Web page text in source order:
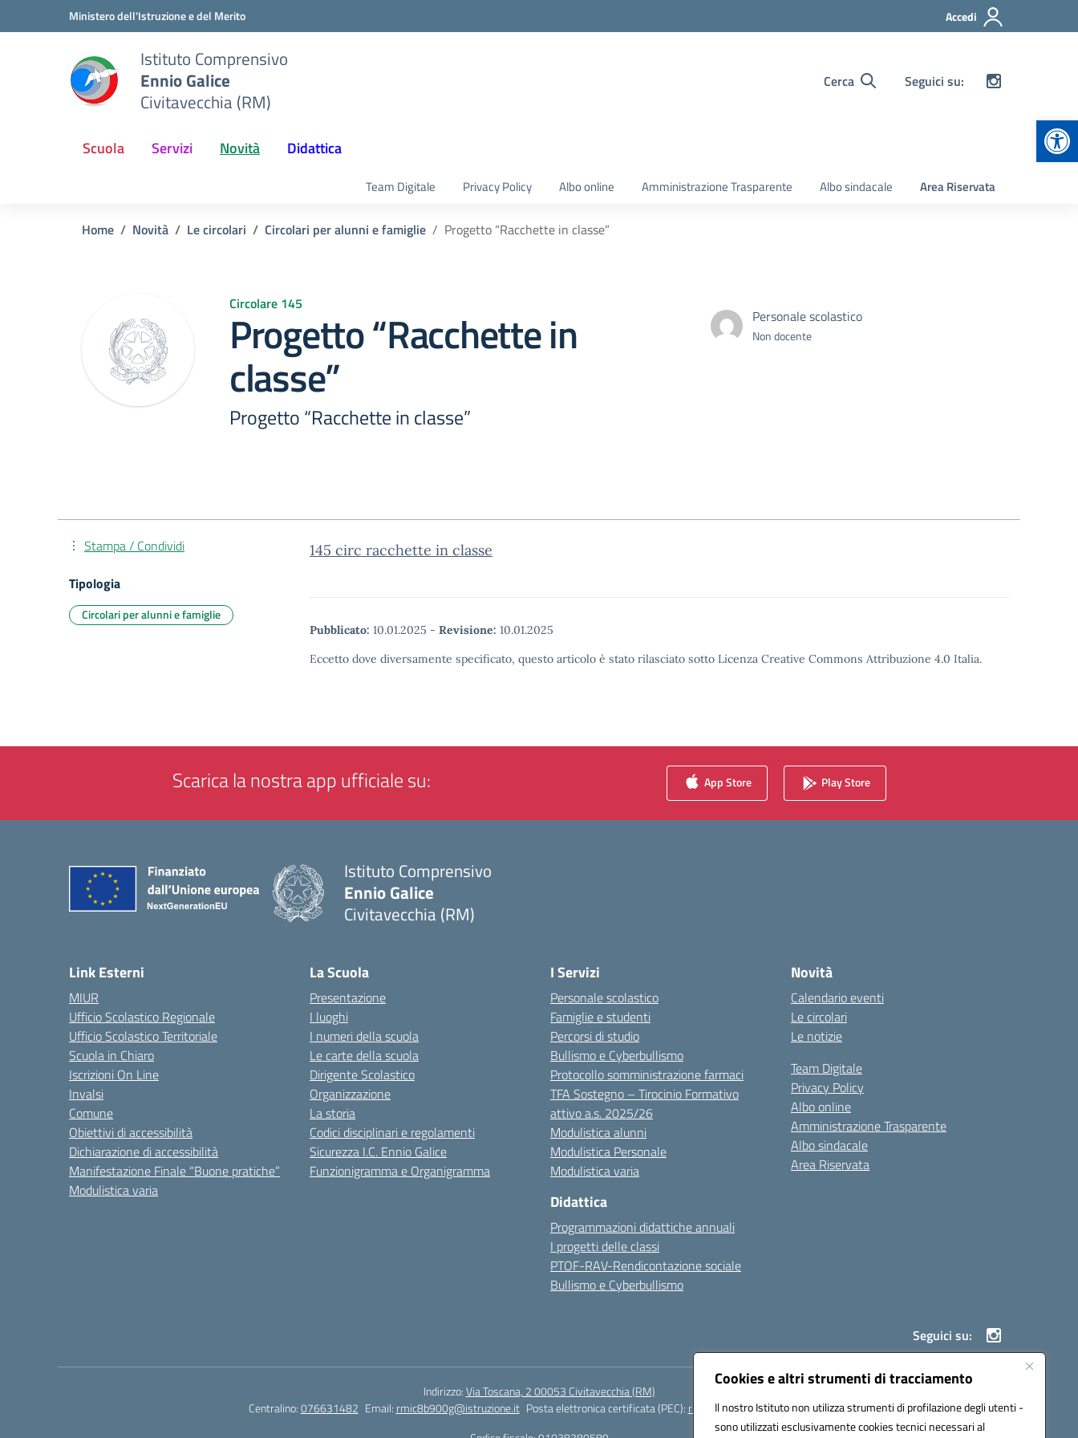
Cookies e altri strumenti di tracciamento
Il nostro Istituto non utilizza strumenti di profilazione degli utenti -
sono utilizzati esclusivamente cookies tecnici necessari al
Vai ai contenuti
Vai al menu di navigazioneMinistero dell'Istruzione e del Merito Accedi
Istituto Comprensivo
Ennio Galice
Civitavecchia (RM)
Cerca Seguici su:
Scuola Servizi Novità Didattica
Team Digitale Privacy Policy Albo online Amministrazione Trasparente Albo sindacale Area Riservata
Home Novità Le circolari Circolari per alunni e famiglie Progetto “Racchette in classe”
Circolare 145
Progetto “Racchette in
classe”
Progetto “Racchette in classe”
Personale scolastico
Non docente
145 circ racchette in classe
Pubblicato: 10.01.2025 - Revisione: 10.01.2025
Eccetto dove diversamente specificato, questo articolo è stato rilasciato sotto Licenza Creative Commons Attribuzione 4.0 Italia.
Stampa / Condividi
Tipologia
Circolari per alunni e famiglie
Scarica la nostra app ufficiale su: App Store Play Store
Istituto Comprensivo
Ennio Galice
Civitavecchia (RM)
Link Esterni
MIUR
Ufficio Scolastico Regionale
Ufficio Scolastico Territoriale
Scuola in Chiaro
Iscrizioni On Line
Invalsi
Comune
Obiettivi di accessibilità
Dichiarazione di accessibilità
Manifestazione Finale “Buone pratiche”
Modulistica varia
La Scuola
Presentazione
I luoghi
I numeri della scuola
Le carte della scuola
Dirigente Scolastico
Organizzazione
La storia
Codici disciplinari e regolamenti
Sicurezza I.C. Ennio Galice
Funzionigramma e Organigramma
I Servizi
Personale scolastico
Famiglie e studenti
Percorsi di studio
Bullismo e Cyberbullismo
Protocollo somministrazione farmaci
TFA Sostegno – Tirocinio Formativo
attivo a.s. 2025/26
Modulistica alunni
Modulistica Personale
Modulistica varia
Didattica
Programmazioni didattiche annuali
I progetti delle classi
PTOF-RAV-Rendicontazione sociale
Bullismo e Cyberbullismo
Novità
Calendario eventi
Le circolari
Le notizie
Team Digitale
Privacy Policy
Albo online
Amministrazione Trasparente
Albo sindacale
Area Riservata
Seguici su:
Indirizzo:Via Toscana, 2 00053 Civitavecchia (RM)
Centralino:076631482 Email: rmic8b900g@istruzione.it Posta elettronica certificata (PEC): rmic8b900g@pec.istruzione.it